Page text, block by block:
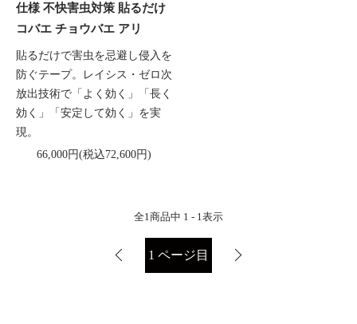
仕様 不快害虫対策 貼るだけ
コバエ チョウバエ アリ
貼るだけで害虫を忌避し侵入を
防ぐテープ。レイシス・ゼロ次
放出技術で「よく効く」「長く
効く」「安定して効く」を実
現。
66,000円(税込72,600円)
全1商品中 1 - 1表示
1 ページ目